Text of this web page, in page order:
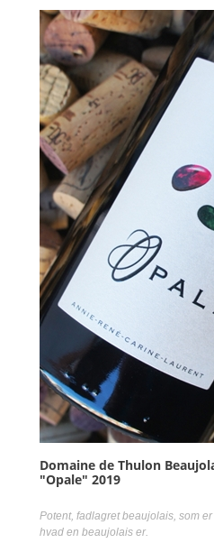
Domaine de Thulon
"Opale" 2019
Potent, fadlagret beaujolais, som
hvad en beaujolais er.